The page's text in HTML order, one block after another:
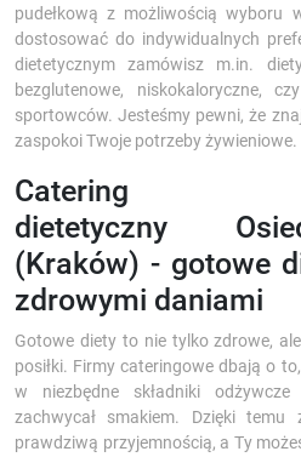
pudełkową z możliwością wyboru
dostosować do indywidualnych
dietetycznym zamówisz m.in.
bezglutenowe, niskokaloryczne,
sportowców. Jesteśmy pewni, że
zaspokoi Twoje potrzeby żywieniowe.
Catering
dietetyczny
(Kraków) - gotowe
zdrowymi daniami
Gotowe diety to nie tylko zdrowe,
posiłki. Firmy cateringowe dbają o
w niezbędne składniki
zachwycał smakiem. Dzięki
prawdziwą przyjemnością, a Ty